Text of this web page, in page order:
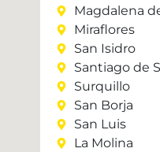
Magdalena
Miraflores
San Isidro
Santiago de
Surquillo
San Borja
San Luis
La Molina